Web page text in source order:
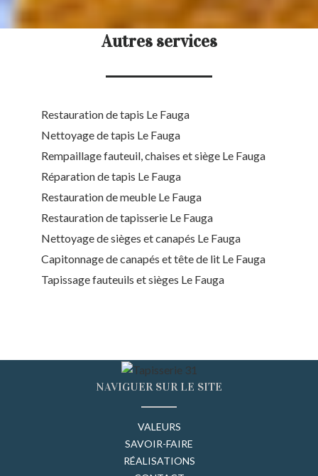
Autres services
Restauration de tapis Le Fauga
Nettoyage de tapis Le Fauga
Rempaillage fauteuil, chaises et siège Le Fauga
Réparation de tapis Le Fauga
Restauration de meuble Le Fauga
Restauration de tapisserie Le Fauga
Nettoyage de sièges et canapés Le Fauga
Capitonnage de canapés et tête de lit Le Fauga
Tapissage fauteuils et sièges Le Fauga
NAVIGUER SUR LE SITE
VALEURS
SAVOIR-FAIRE
RÉALISATIONS